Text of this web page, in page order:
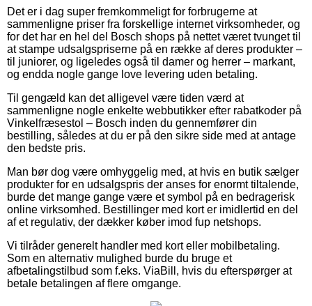
Det er i dag super fremkommeligt for forbrugerne at
sammenligne priser fra forskellige internet virksomheder, og
for det har en hel del Bosch shops på nettet været tvunget til
at stampe udsalgspriserne på en række af deres produkter –
til juniorer, og ligeledes også til damer og herrer – markant,
og endda nogle gange love levering uden betaling.
Til gengæld kan det alligevel være tiden værd at
sammenligne nogle enkelte webbutikker efter rabatkoder på
Vinkelfræsestol – Bosch inden du gennemfører din
bestilling, således at du er på den sikre side med at antage
den bedste pris.
Man bør dog være omhyggelig med, at hvis en butik sælger
produkter for en udsalgspris der anses for enormt tiltalende,
burde det mange gange være et symbol på en bedragerisk
online virksomhed. Bestillinger med kort er imidlertid en del
af et regulativ, der dækker køber imod fup netshops.
Vi tilråder generelt handler med kort eller mobilbetaling.
Som en alternativ mulighed burde du bruge et
afbetalingstilbud som f.eks. ViaBill, hvis du efterspørger at
betale betalingen af flere omgange.